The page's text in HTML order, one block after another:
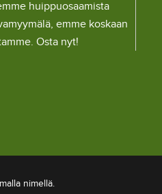
huippuosaamista
emme koskaan
Osta nyt!
nimellä.